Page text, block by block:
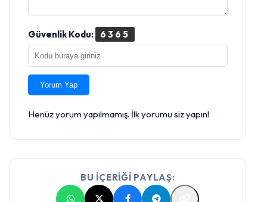
Güvenlik Kodu: 6365
Yorum Yap
Henüz yorum yapılmamış. İlk yorumu siz yapın!
BU İÇERİĞİ PAYLAŞ: